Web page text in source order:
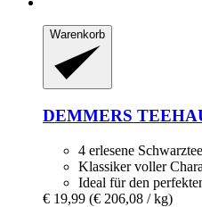
Warenkorb
DEMMERS
4 erlesene
Klassiker voller
Ideal für den
€ 19,99 (€ 206,08 / kg)